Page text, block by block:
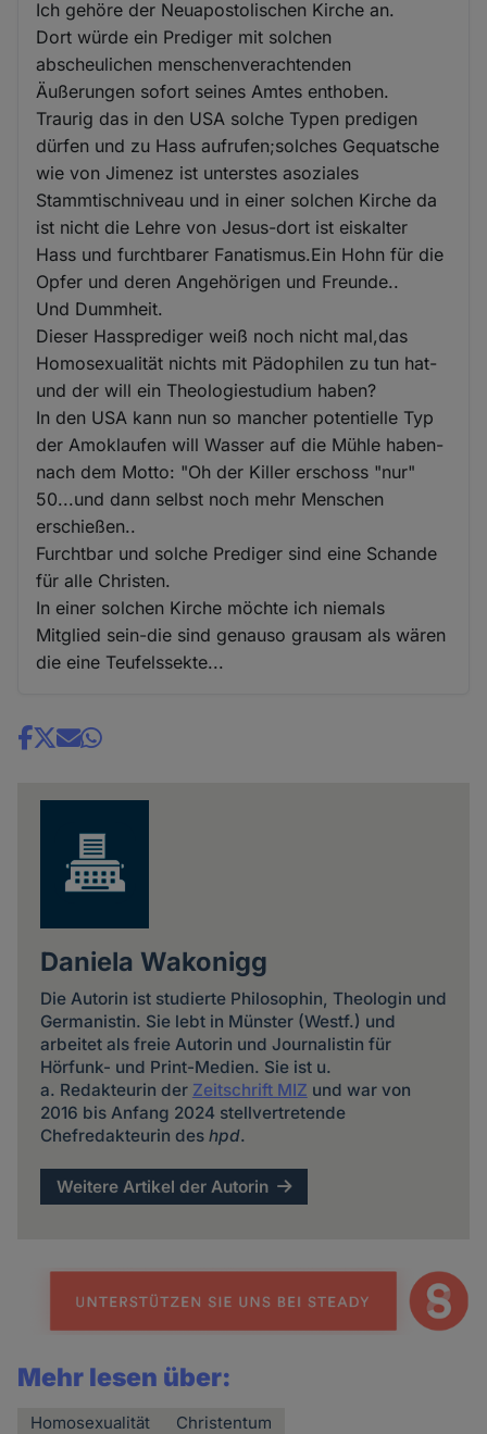
Ich gehöre der Neuapostolischen Kirche an.
Dort würde ein Prediger mit solchen
abscheulichen menschenverachtenden
Äußerungen sofort seines Amtes enthoben.
Traurig das in den USA solche Typen predigen
dürfen und zu Hass aufrufen;solches Gequatsche
wie von Jimenez ist unterstes asoziales
Stammtischniveau und in einer solchen Kirche da
ist nicht die Lehre von Jesus-dort ist eiskalter
Hass und furchtbarer Fanatismus.Ein Hohn für die
Opfer und deren Angehörigen und Freunde..
Und Dummheit.
Dieser Hassprediger weiß noch nicht mal,das
Homosexualität nichts mit Pädophilen zu tun hat-
und der will ein Theologiestudium haben?
In den USA kann nun so mancher potentielle Typ
der Amoklaufen will Wasser auf die Mühle haben-
nach dem Motto: "Oh der Killer erschoss "nur"
50...und dann selbst noch mehr Menschen
erschießen..
Furchtbar und solche Prediger sind eine Schande
für alle Christen.
In einer solchen Kirche möchte ich niemals
Mitglied sein-die sind genauso grausam als wären
die eine Teufelssekte...
Share
Daniela Wakonigg
Die Autorin ist studierte Philosophin, Theologin und
Germanistin. Sie lebt in Münster (Westf.) und
arbeitet als freie Autorin und Journalistin für
Hörfunk- und Print-Medien. Sie ist u.
a. Redakteurin der Zeitschrift MIZ und war von
2016 bis Anfang 2024 stellvertretende
Chefredakteurin des hpd.
Weitere Artikel der Autorin
Mehr lesen über:
Homosexualität Christentum